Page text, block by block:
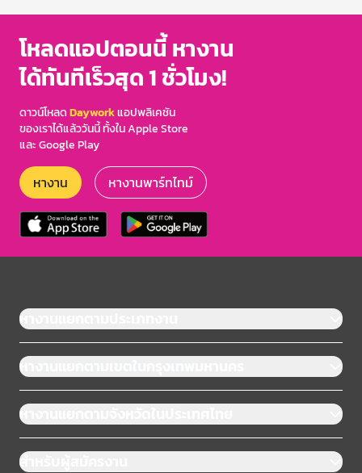
of
โหลดแอปตอนนี้ หางาน
ได้ทันทีเร็วสุด 1 ชั่วโมง!
ดาวน์โหลดDayworkแอปพลิเคชัน
ของเราได้แล้ววันนี้ ทั้งใน Apple Store
และ Google Play
หางาน หางานพาร์ทไทม์
หางานแยกตามประเภทงาน
หางานแยกตามเขตในกรุงเทพมหานคร
หางานแยกตามจังหวัดในประเทศไทย
สำหรับผู้สมัครงาน